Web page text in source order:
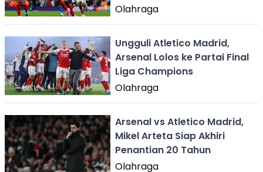
Olahraga
Ungguli Atletico Madrid,
Arsenal Lolos ke Partai Final
Liga Champions
Olahraga
Arsenal vs Atletico Madrid,
Mikel Arteta Siap Akhiri
Penantian 20 Tahun
Olahraga